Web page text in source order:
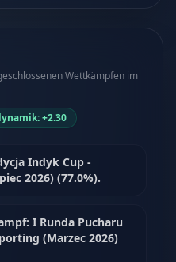
Wettkämpfen im
+2.30
Indyk Cup -
2026) (77.0%).
I Runda Pucharu
(Marzec 2026)